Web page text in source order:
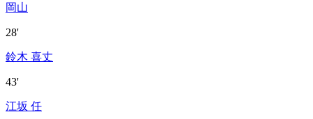
岡山
28'
鈴木 喜丈
43'
江坂 任